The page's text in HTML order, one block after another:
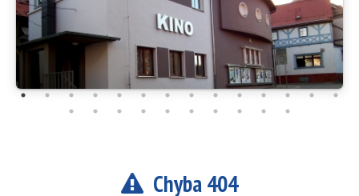
Chyba 404